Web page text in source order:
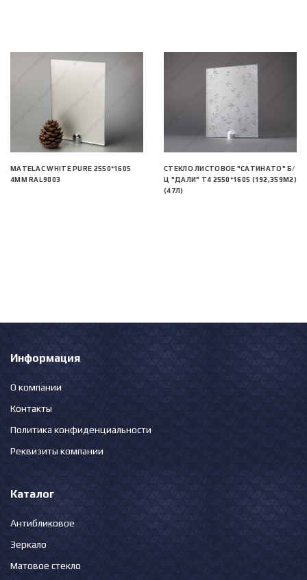
MATELAC WHITE PURE 2550*1605
4ММ RAL9003
СТЕКЛО ЛИСТОВОЕ "САТИНАТО" Б/
Ц "ДАЛИ" Т4 2550*1605 (192,359М2)
(47Л)
Информация
О компании
Контакты
Политика конфиденциальности
Реквизиты компании
Каталог
Антибликовое
Зеркало
Матовое стекло